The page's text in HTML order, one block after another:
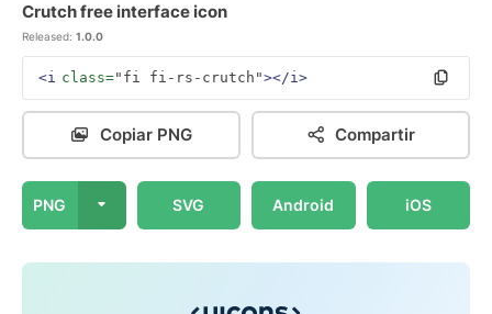
Crutch free interface icon
Released: 1.0.0
<i class="fi fi-rs-crutch"></i>
Copiar PNG Compartir
PNG SVG Android iOS